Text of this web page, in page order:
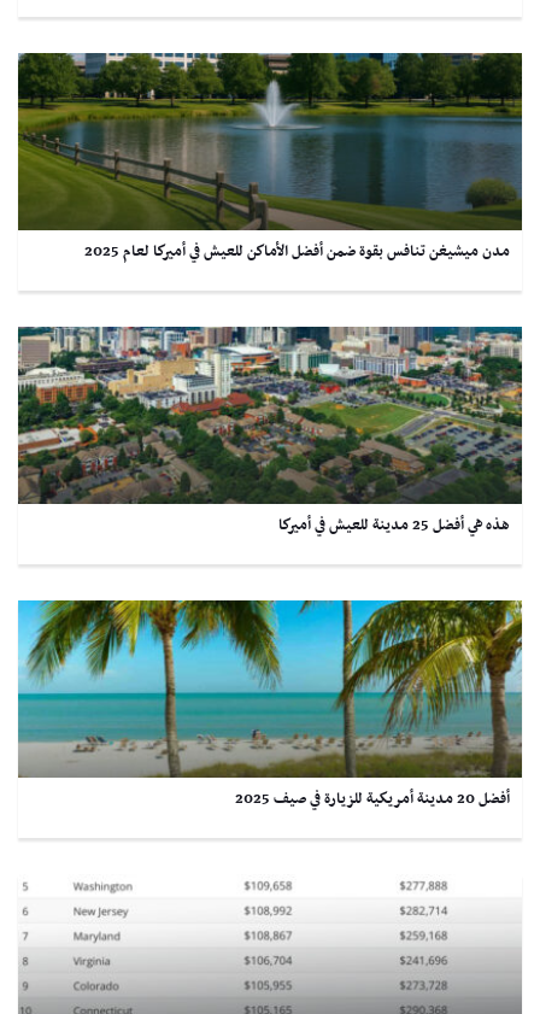
مدن ميشيغن تنافس بقوة ضمن أفضل الأماكن للعيش في أميركا لعام 2025
هذه هي أفضل 25 مدينة للعيش في أميركا
أفضل 20 مدينة أمريكية للزيارة في صيف 2025